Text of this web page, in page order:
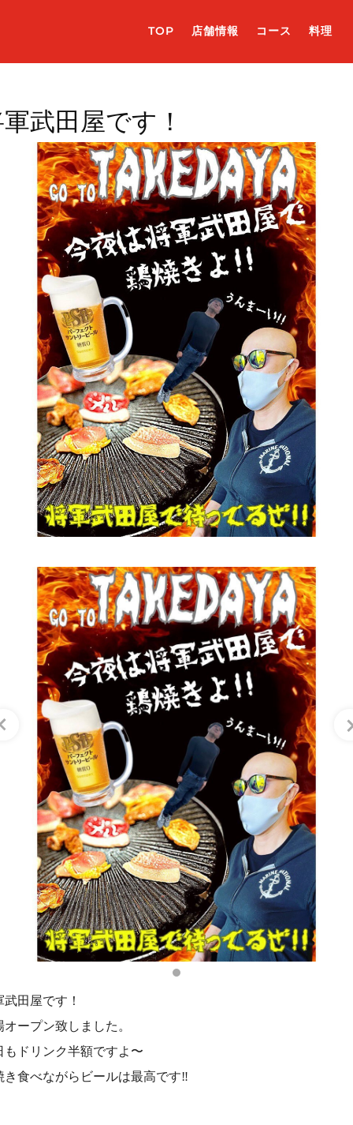
TOP 店舗情報 コース 料理
武田屋です！
武田屋です！
オープン致しました。
もドリンク半額ですよ〜
き食べながらビールは最高です‼️